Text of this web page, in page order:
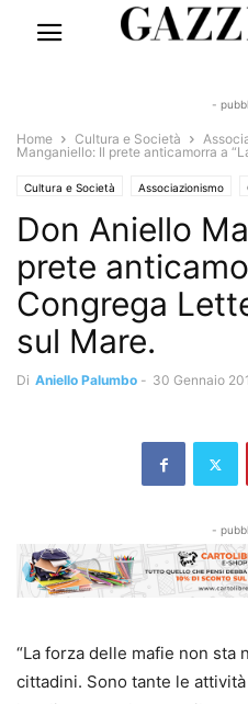
-
Home Cultura e Società
Manganiello: Il prete anticamorra a
Cultura e Società Associazionismo
Rubriche Lo Stivale Positivo Saggi
Don Aniello
prete
Congrega
sul Mare.
Di Aniello Palumbo - 30 Gennaio
-
“La forza delle mafie non sta
cittadini. Sono tante le